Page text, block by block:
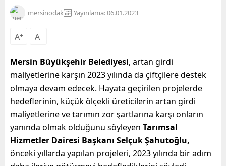
mersinodak Yayınlama: 06.01.2023
A+ A-
Mersin Büyükşehir Belediyesi, artan girdi
maliyetlerine karşın 2023 yılında da çiftçilere destek
olmaya devam edecek. Hayata geçirilen projelerde
hedeflerinin, küçük ölçekli üreticilerin artan girdi
maliyetlerine ve tarımın zor şartlarına karşı onların
yanında olmak olduğunu söyleyen Tarımsal
Hizmetler Dairesi Başkanı Selçuk Şahutoğlu,
önceki yıllarda yapılan projeleri, 2023 yılında bir adım